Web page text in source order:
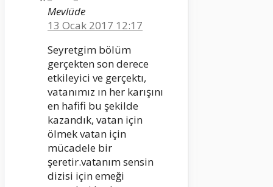
Mevlüde
13 Ocak 2017 12:17
Seyretgim bölüm
gerçekten son derece
etkileyici ve gerçektı,
vatanımız ın her karışını
en hafifi bu şekilde
kazandık, vatan için
ölmek vatan için
mücadele bir
şeretir.vatanım sensin
dizisi için emeği